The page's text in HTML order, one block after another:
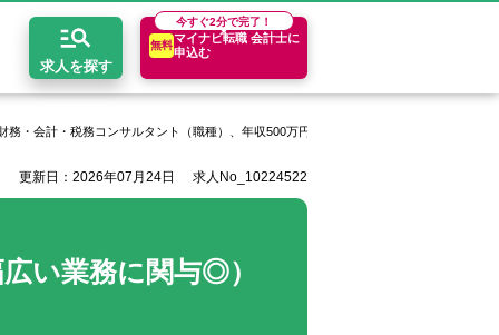
求人を探す
今すぐ2分で完了！
無料
マイナビ転職 会計士に
申込む
求人とは？
コンテンツ
の転職Q&A キャリア診断
会計事務所・税理士法人
エリア別求人情報
関西
・会計・税務コンサルタント（職種）、年収500万円以上
更新日：2026年07月24日 求人No_10224522
い業務に関与◎）